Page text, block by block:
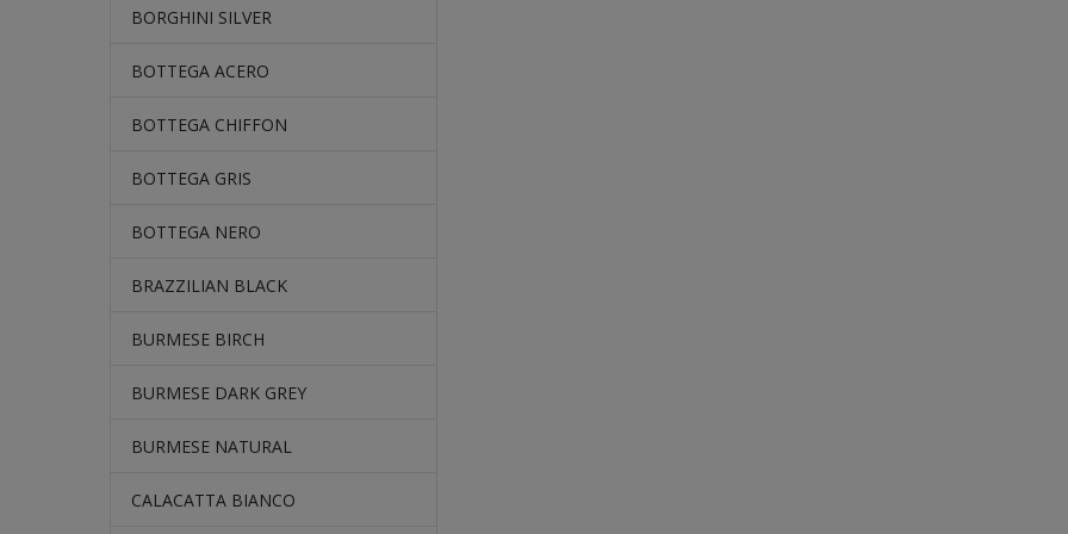
BORGHINI SILVER
BOTTEGA ACERO
BOTTEGA CHIFFON
BOTTEGA GRIS
BOTTEGA NERO
BRAZZILIAN BLACK
BURMESE BIRCH
BURMESE DARK GREY
BURMESE NATURAL
CALACATTA BIANCO